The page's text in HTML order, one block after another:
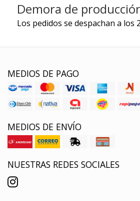
Demora de
Los pedidos se despachan a los
MEDIOS DE PAGO
MEDIOS DE ENVÍO
NUESTRAS REDES SOCIALES